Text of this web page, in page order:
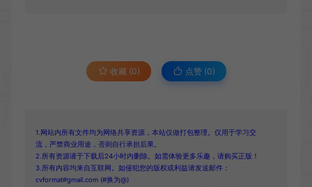
收藏 (0) 点赞 (0)
1.网站内所有文件均为网络共享资源，本站仅做打包整理。仅用于学习交
流，严禁商业用途，否则自行承担后果。
2.所有资源请于下载后24小时内删除。如需体验更多乐趣，请购买正版！
3.所有内容均来自互联网。如侵犯您的版权或利益请发送邮件：
cvformat#gmail.com (#换为@)